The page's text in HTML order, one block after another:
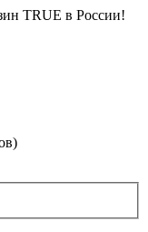
TRUE в России!